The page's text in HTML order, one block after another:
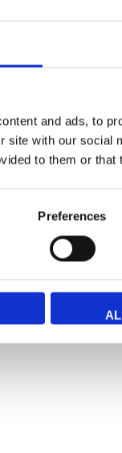
and ads, to
site with our
to them or
Preferences